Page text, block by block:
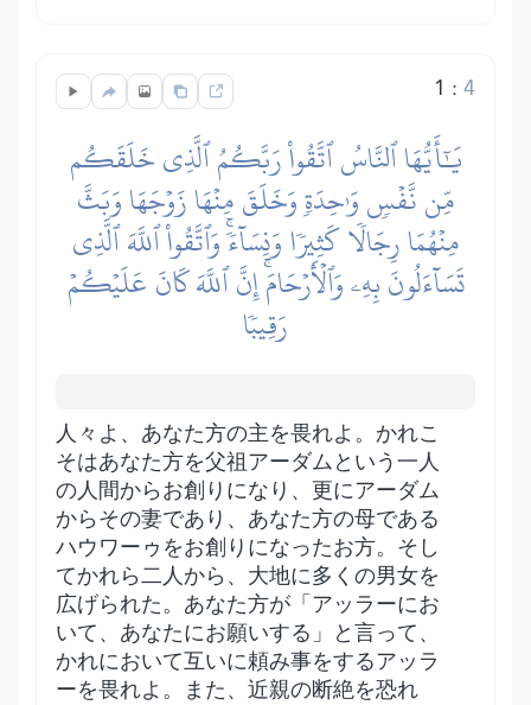
1 :4
يَٰٓأَيُّهَا ٱلنَّاسُ ٱتَّقُواْ رَبَّكُمُ ٱلَّذِي خَلَقَكُم
مِّن نَّفۡسٖ وَٰحِدَةٖ وَخَلَقَ مِنۡهَا زَوۡجَهَا وَبَثَّ
مِنۡهُمَا رِجَالٗا كَثِيرٗا وَنِسَآءٗۚ وَٱتَّقُواْ ٱللَّهَ ٱلَّذِي
تَسَآءَلُونَ بِهِۦ وَٱلۡأَرۡحَامَۚ إِنَّ ٱللَّهَ كَانَ عَلَيۡكُمۡ
رَقِيبٗا
人々よ、あなた方の主を畏れよ。かれこ
そはあなた方を父祖アーダムという一人
の人間からお創りになり、更にアーダム
からその妻であり、あなた方の母である
ハウワーゥをお創りになったお方。そし
てかれら二人から、大地に多くの男女を
広げられた。あなた方が「アッラーにお
いて、あなたにお願いする」と言って、
かれにおいて互いに頼み事をするアッラ
ーを畏れよ。また、近親の断絶を恐れ